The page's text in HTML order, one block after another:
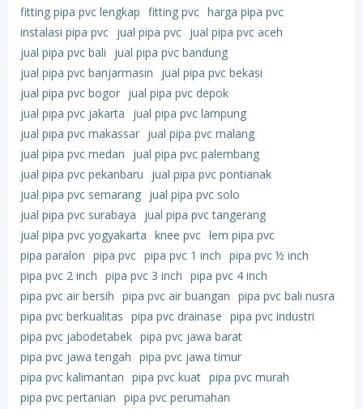
fitting pipa pvc lengkap fitting pvc harga pipa pvc
instalasi pipa pvc jual pipa pvc jual pipa pvc aceh
jual pipa pvc bali
jual pipa pvc bandung
jual pipa pvc banjarmasin
jual pipa pvc bekasi
jual pipa pvc bogor jual pipa pvc depok
jual pipa pvc jakarta
jual pipa pvc lampung
jual pipa pvc makassar jual pipa pvc malang
jual pipa pvc medan
jual pipa pvc palembang
jual pipa pvc pekanbaru
jual pipa pvc pontianak
jual pipa pvc semarang jual pipa pvc solo
jual pipa pvc surabaya
jual pipa pvc tangerang
jual pipa pvc yogyakarta knee pvc lem pipa pvc
pipa paralon pipa pvc pipa pvc 1 inch pipa pvc ½ inch
pipa pvc 2 inch pipa pvc 3 inch pipa pvc 4 inch
pipa pvc air bersih pipa pvc air buangan pipa pvc bali nusra
pipa pvc berkualitas pipa pvc drainase pipa pvc industri
pipa pvc jabodetabek pipa pvc jawa barat
pipa pvc jawa tengah pipa pvc jawa timur
pipa pvc kalimantan pipa pvc kuat pipa pvc murah
pipa pvc pertanian pipa pvc perumahan